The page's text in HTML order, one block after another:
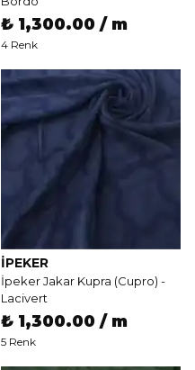
₺ 1,300.00 / m
4 Renk
İPEKER
İpeker Jakar Kupra (Cupro) -
Lacivert
₺ 1,300.00 / m
5 Renk